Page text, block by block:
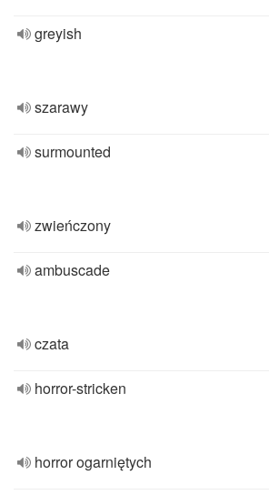
greyish
szarawy
surmounted
zwieńczony
ambuscade
czata
horror-stricken
horror ogarniętych